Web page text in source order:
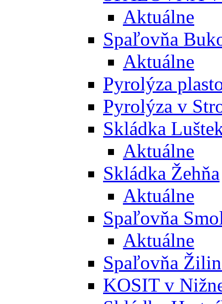
Aktuálne
Spaľovňa
Aktuálne
Pyrolýza
Pyrolýza v
Skládka
Aktuálne
Skládka Žehňa
Aktuálne
Spaľovňa
Aktuálne
Spaľovňa
KOSIT v